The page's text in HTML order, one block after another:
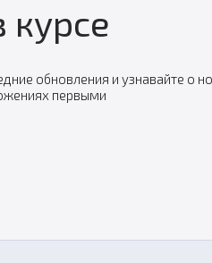
курсе
обновления и узнавайте о
первыми